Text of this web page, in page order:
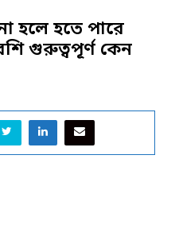
হলে হতে পারে
গুরুত্বপূর্ণ কেন